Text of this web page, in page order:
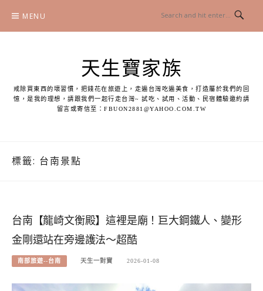
content
MENU
天生寶家族
戒除買東西的壞習慣，把錢花在旅遊上，走遍台灣吃遍美食，打造屬於我們的回
憶，是我的理想，請跟我們一起行走台灣~ 試吃、試用、活動、民宿體驗邀約請
留言或寄信至：FBUON2881@YAHOO.COM.TW
標籤: 台南景點
台南【龍崎文衡殿】這裡是廟！巨大鋼鐵人、變形
金剛還站在旁邊護法～超酷
南部旅遊--台南 天生一對寶 2026-01-08